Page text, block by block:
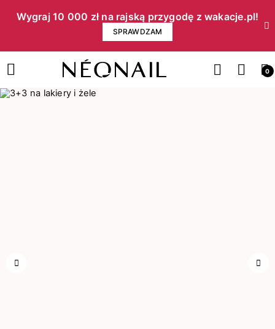
Wygraj 10 000 zł na rajską przygodę z wakacje.pl!​
SPRAWDZAM
0